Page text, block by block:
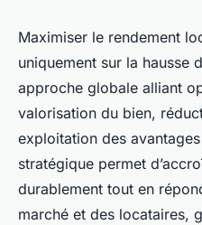
Maximiser le rendement
uniquement sur la hausse
approche globale alliant
valorisation du bien,
exploitation des
stratégique permet
durablement tout en
marché et des locataires,